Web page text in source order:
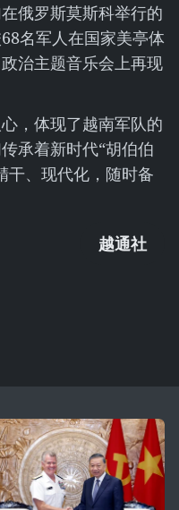
俄罗斯莫斯科举行的
名军人在国家美亭体
治主题音乐会上再现
，体现了越南军队的
承着新时代“胡伯伯
、现代化，随时备
越通社